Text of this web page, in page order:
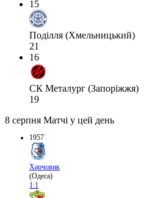
15
Поділля (Хмельницький)
21
16
СК Металург (Запоріжжя)
19
8 серпня Матчі у цей день
1957
Харчовик
(Одеса)
1:1